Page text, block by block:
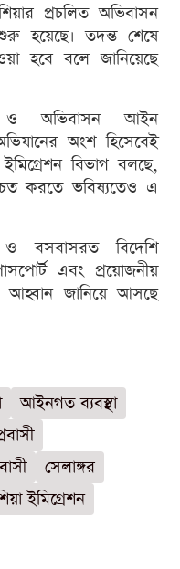
প্রচলিত অভিবাসন
হয়েছে। তদন্ত শেষে
হবে বলে জানিয়েছে
ও অভিবাসন আইন
অংশ হিসেবেই
বিভাগ বলছে,
করতে ভবিষ্যতেও এ
ও বসবাসরত বিদেশি
এবং প্রয়োজনীয়
আহ্বান জানিয়ে আসছে
আইনগত ব্যবস্থা
সেলাঙ্গর
ইমিগ্রেশন